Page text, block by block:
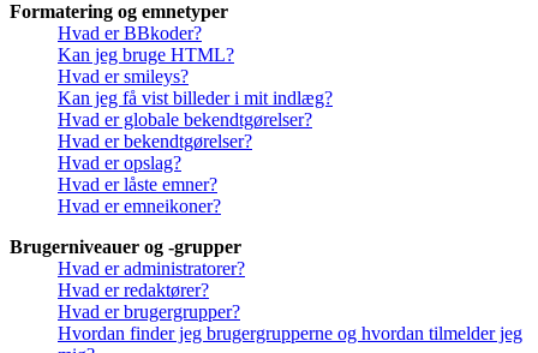
Formatering og emnetyper
Hvad er BBkoder?
Kan jeg bruge HTML?
Hvad er smileys?
Kan jeg få vist billeder i mit indlæg?
Hvad er globale bekendtgørelser?
Hvad er bekendtgørelser?
Hvad er opslag?
Hvad er låste emner?
Hvad er emneikoner?
Brugerniveauer og -grupper
Hvad er administratorer?
Hvad er redaktører?
Hvad er brugergrupper?
Hvordan finder jeg brugergrupperne og hvordan tilmelder jeg